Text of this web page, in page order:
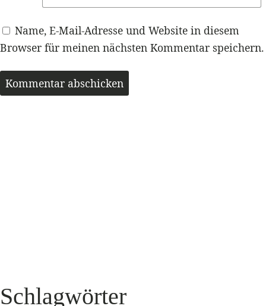
Name, E-Mail-Adresse und Website in diesem
Browser für meinen nächsten Kommentar speichern.
Schlagwörter